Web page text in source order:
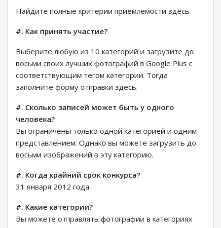
Найдите полные критерии приемлемости здесь.
#. Как принять участие?
Выберите любую из 10 категорий и загрузите до
восьми своих лучших фотографий в Google Plus с
соответствующим тегом категории. Тогда
заполните форму отправки здесь.
#. Сколько записей может быть у одного
человека?
Вы ограничены только одной категорией и одним
представлением. Однако вы можете загрузить до
восьми изображений в эту категорию.
#. Когда крайний срок конкурса?
31 января 2012 года.
#. Какие категории?
Вы можете отправлять фотографии в категориях